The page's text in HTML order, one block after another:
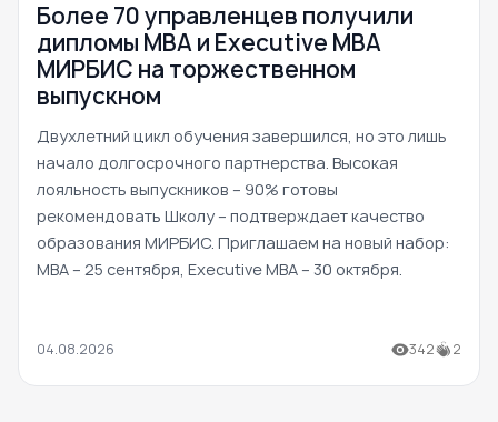
Более 70 управленцев получили
дипломы MBA и Executive MBA
МИРБИС на торжественном
выпускном
Двухлетний цикл обучения завершился, но это лишь
начало долгосрочного партнерства. Высокая
лояльность выпускников – 90% готовы
рекомендовать Школу – подтверждает качество
образования МИРБИС. Приглашаем на новый набор:
MBA – 25 сентября, Executive MBA – 30 октября.
04.08.2026 342 2